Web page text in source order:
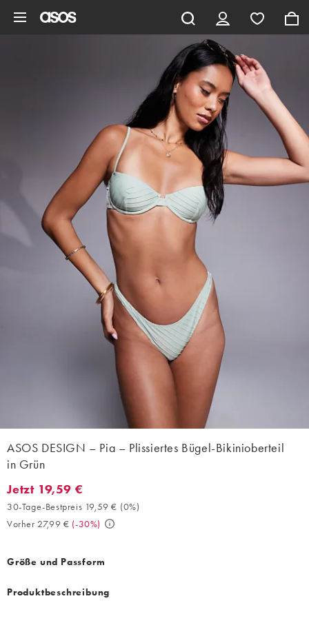
ASOS DESIGN – Pia – Plissiertes Bügel-Bikinioberteil
in Grün
Jetzt 19,59 €. 30-Tage-Bestpreis 19,59 € (0%). Vorher 27,99 €.
Jetzt 19,59 €
30-Tage-Bestpreis 19,59 € (0%)
Vorher 27,99 € (-30%)
Größe und Passform
Produktbeschreibung